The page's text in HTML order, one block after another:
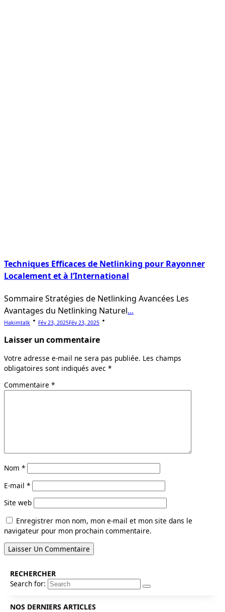
Techniques Efficaces de Netlinking pour Rayonner
Localement et à l’International
Sommaire Stratégies de Netlinking Avancées Les
Avantages du Netlinking Naturel...
Hakimtalk Fév 23, 2025Fév 23, 2025
Laisser un commentaire
Votre adresse e-mail ne sera pas publiée. Les champs
obligatoires sont indiqués avec *
Commentaire *
Nom *
E-mail *
Site web
Enregistrer mon nom, mon e-mail et mon site dans le
navigateur pour mon prochain commentaire.
RECHERCHER
Search for:
NOS DERNIERS ARTICLES